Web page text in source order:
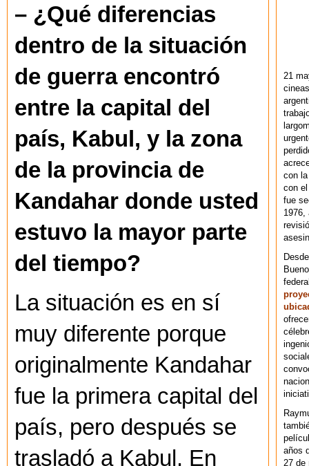
– ¿Qué diferencias
dentro de la situación
de guerra encontró
entre la capital del
país, Kabul, y la zona
de la provincia de
Kandahar donde usted
estuvo la mayor parte
del tiempo?
La situación es en sí
muy diferente porque
originalmente Kandahar
fue la primera capital del
país, pero después se
trasladó a Kabul. En
21
con
con
fue
1976,
años
27 de